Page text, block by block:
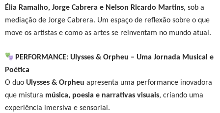
Élia Ramalho, Jorge Cabrera e Nelson Ricardo Martins, sob a
mediação de Jorge Cabrera. Um espaço de reflexão sobre o que
move os artistas e como as artes se reinventam no mundo atual.
PERFORMANCE: Ulysses & Orpheu – Uma Jornada Musical e
Poética
O duo Ulysses & Orpheu apresenta uma performance inovadora
que mistura música, poesia e narrativas visuais, criando uma
experiência imersiva e sensorial.